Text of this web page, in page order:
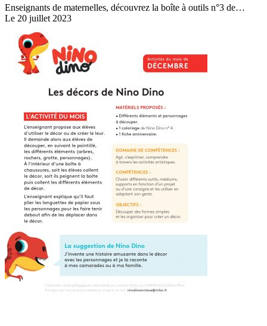
Enseignants de maternelles, découvrez la boîte à outils n°3 de…
Le 20 juillet 2023